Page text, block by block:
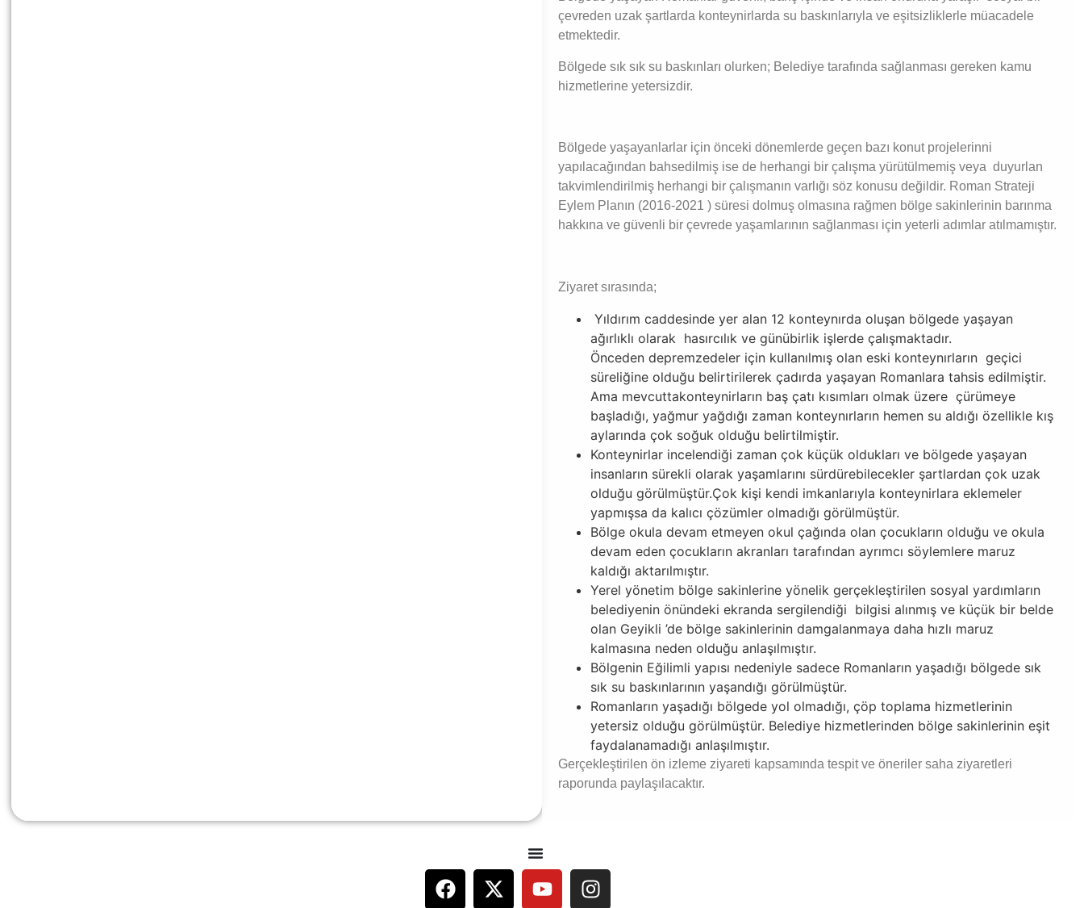
çevreden uzak şartlarda konteynirlarda su baskınlarıyla ve eşitsizliklerle müacadele
etmektedir.
Bölgede sık sık su baskınları olurken; Belediye tarafında sağlanması gereken kamu
hizmetlerine yetersizdir.
Bölgede yaşayanlarlar için önceki dönemlerde geçen bazı konut projelerinni
yapılacağından bahsedilmiş ise de herhangi bir çalışma yürütülmemiş veya duyurlan
takvimlendirilmiş herhangi bir çalışmanın varlığı söz konusu değildir. Roman Strateji
Eylem Planın (2016-2021 ) süresi dolmuş olmasına rağmen bölge sakinlerinin barınma
hakkına ve güvenli bir çevrede yaşamlarının sağlanması için yeterli adımlar atılmamıştır.
Ziyaret sırasında;
Yıldırım caddesinde yer alan 12 konteynırda oluşan bölgede yaşayan
ağırlıklı olarak hasırcılık ve günübirlik işlerde çalışmaktadır.
Önceden depremzedeler için kullanılmış olan eski konteynırların geçici
süreliğine olduğu belirtirilerek çadırda yaşayan Romanlara tahsis edilmiştir.
Ama mevcuttakonteynirların baş çatı kısımları olmak üzere çürümeye
başladığı, yağmur yağdığı zaman konteynırların hemen su aldığı özellikle kış
aylarında çok soğuk olduğu belirtilmiştir.
Konteynirlar incelendiği zaman çok küçük oldukları ve bölgede yaşayan
insanların sürekli olarak yaşamlarını sürdürebilecekler şartlardan çok uzak
olduğu görülmüştür.Çok kişi kendi imkanlarıyla konteynirlara eklemeler
yapmışsa da kalıcı çözümler olmadığı görülmüştür.
Bölge okula devam etmeyen okul çağında olan çocukların olduğu ve okula
devam eden çocukların akranları tarafından ayrımcı söylemlere maruz
kaldığı aktarılmıştır.
Yerel yönetim bölge sakinlerine yönelik gerçekleştirilen sosyal yardımların
belediyenin önündeki ekranda sergilendiği bilgisi alınmış ve küçük bir belde
olan Geyikli ’de bölge sakinlerinin damgalanmaya daha hızlı maruz
kalmasına neden olduğu anlaşılmıştır.
Bölgenin Eğilimli yapısı nedeniyle sadece Romanların yaşadığı bölgede sık
sık su baskınlarının yaşandığı görülmüştür.
Romanların yaşadığı bölgede yol olmadığı, çöp toplama hizmetlerinin
yetersiz olduğu görülmüştür. Belediye hizmetlerinden bölge sakinlerinin eşit
faydalanamadığı anlaşılmıştır.
Gerçekleştirilen ön izleme ziyareti kapsamında tespit ve öneriler saha ziyaretleri
raporunda paylaşılacaktır.